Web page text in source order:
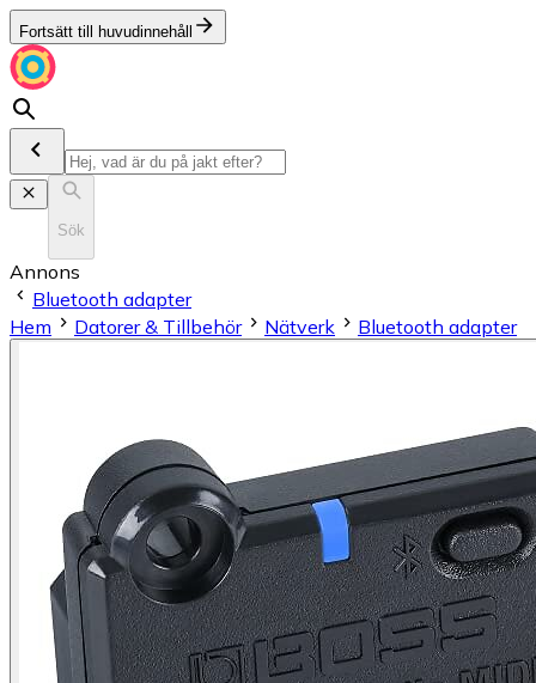
Fortsätt till huvudinnehåll
Sök
Annons
Bluetooth adapter
Hem
Datorer & Tillbehör Nätverk Bluetooth adapter